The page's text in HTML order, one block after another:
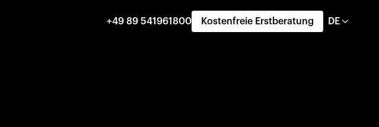
+49 89 541961800 Kostenfreie Erstberatung DE